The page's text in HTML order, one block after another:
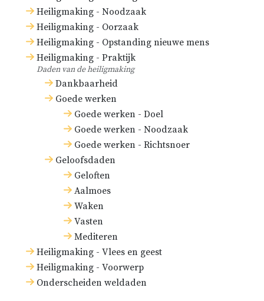
Heiligmaking - Noodzaak
Heiligmaking - Oorzaak
Heiligmaking - Opstanding nieuwe mens
Heiligmaking - Praktijk
Daden van de heiligmaking
Dankbaarheid
Goede werken
Goede werken - Doel
Goede werken - Noodzaak
Goede werken - Richtsnoer
Geloofsdaden
Geloften
Aalmoes
Waken
Vasten
Mediteren
Heiligmaking - Vlees en geest
Heiligmaking - Voorwerp
Onderscheiden weldaden